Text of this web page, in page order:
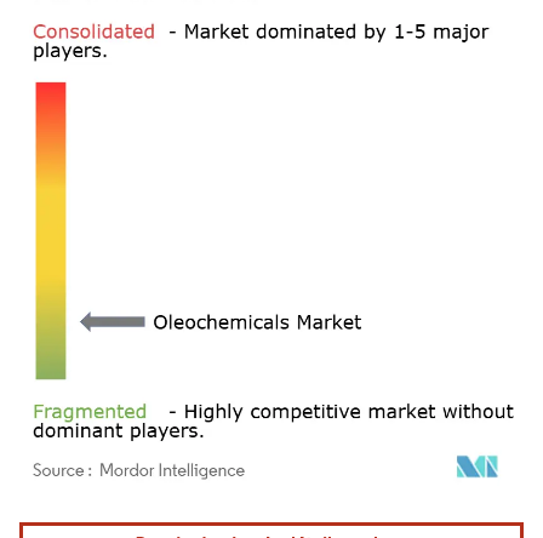
Image © Mordor Intelligence. La réutilisation nécessite une attribution sous CC BY